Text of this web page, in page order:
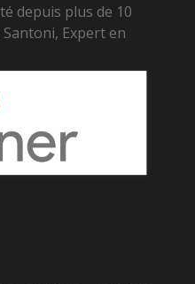
depuis plus de 10
Expert en